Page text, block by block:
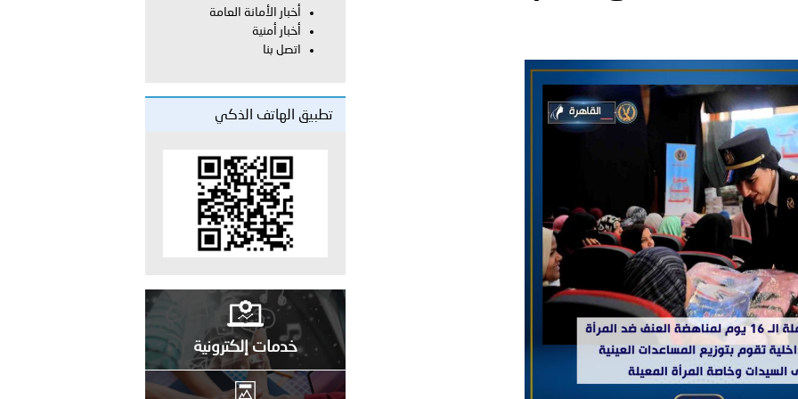
فلسطين ـ 1448/02/22هـ ــ الموافق 2026/08/05 م - الشرطة الفلسطينية والكلية الدولية الجامعية للعلوم والصحة توقعان اتفاقية
في المجالات الأكاديمية والتدريبية، والتوعية والإرشاد المجتمعي..
الإمارات ـ 1448/02/22هـ ــ الموافق 2026/08/05 م - شرطة أبوظبي تحذر من زيادة عدد الركاب في المركبات حفاظًا على سلامة
الإمارات ـ 1448/02/22هـ ــ الموافق 2026/08/05 م - شرطة أبوظبي تطلع وفد الشرطة الإيطالية على منظومتي التأهيل الشرطي
الإمارات ـ 1448/02/22هـ ــ الموافق 2026/08/05 م - شرطة أبوظبي تنظم حملة للتبرع بالدم في منطقة الظفرة تعزيزا للمسؤولية
أخبار الأمانة العامة
أخبار أمنية
اتصل بنا
تطبيق الهاتف الذكي
خدمات إلكترونية